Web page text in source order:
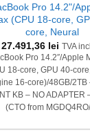
Pro 14.2"/
(CPU 18-core,
core, Neural
27.491,36 lei
TVA
Pro 14.2″/Apple
18-core, GPU 40-
16-core)/48GB/2TB
KB – NO ADAPTER
(CTO from